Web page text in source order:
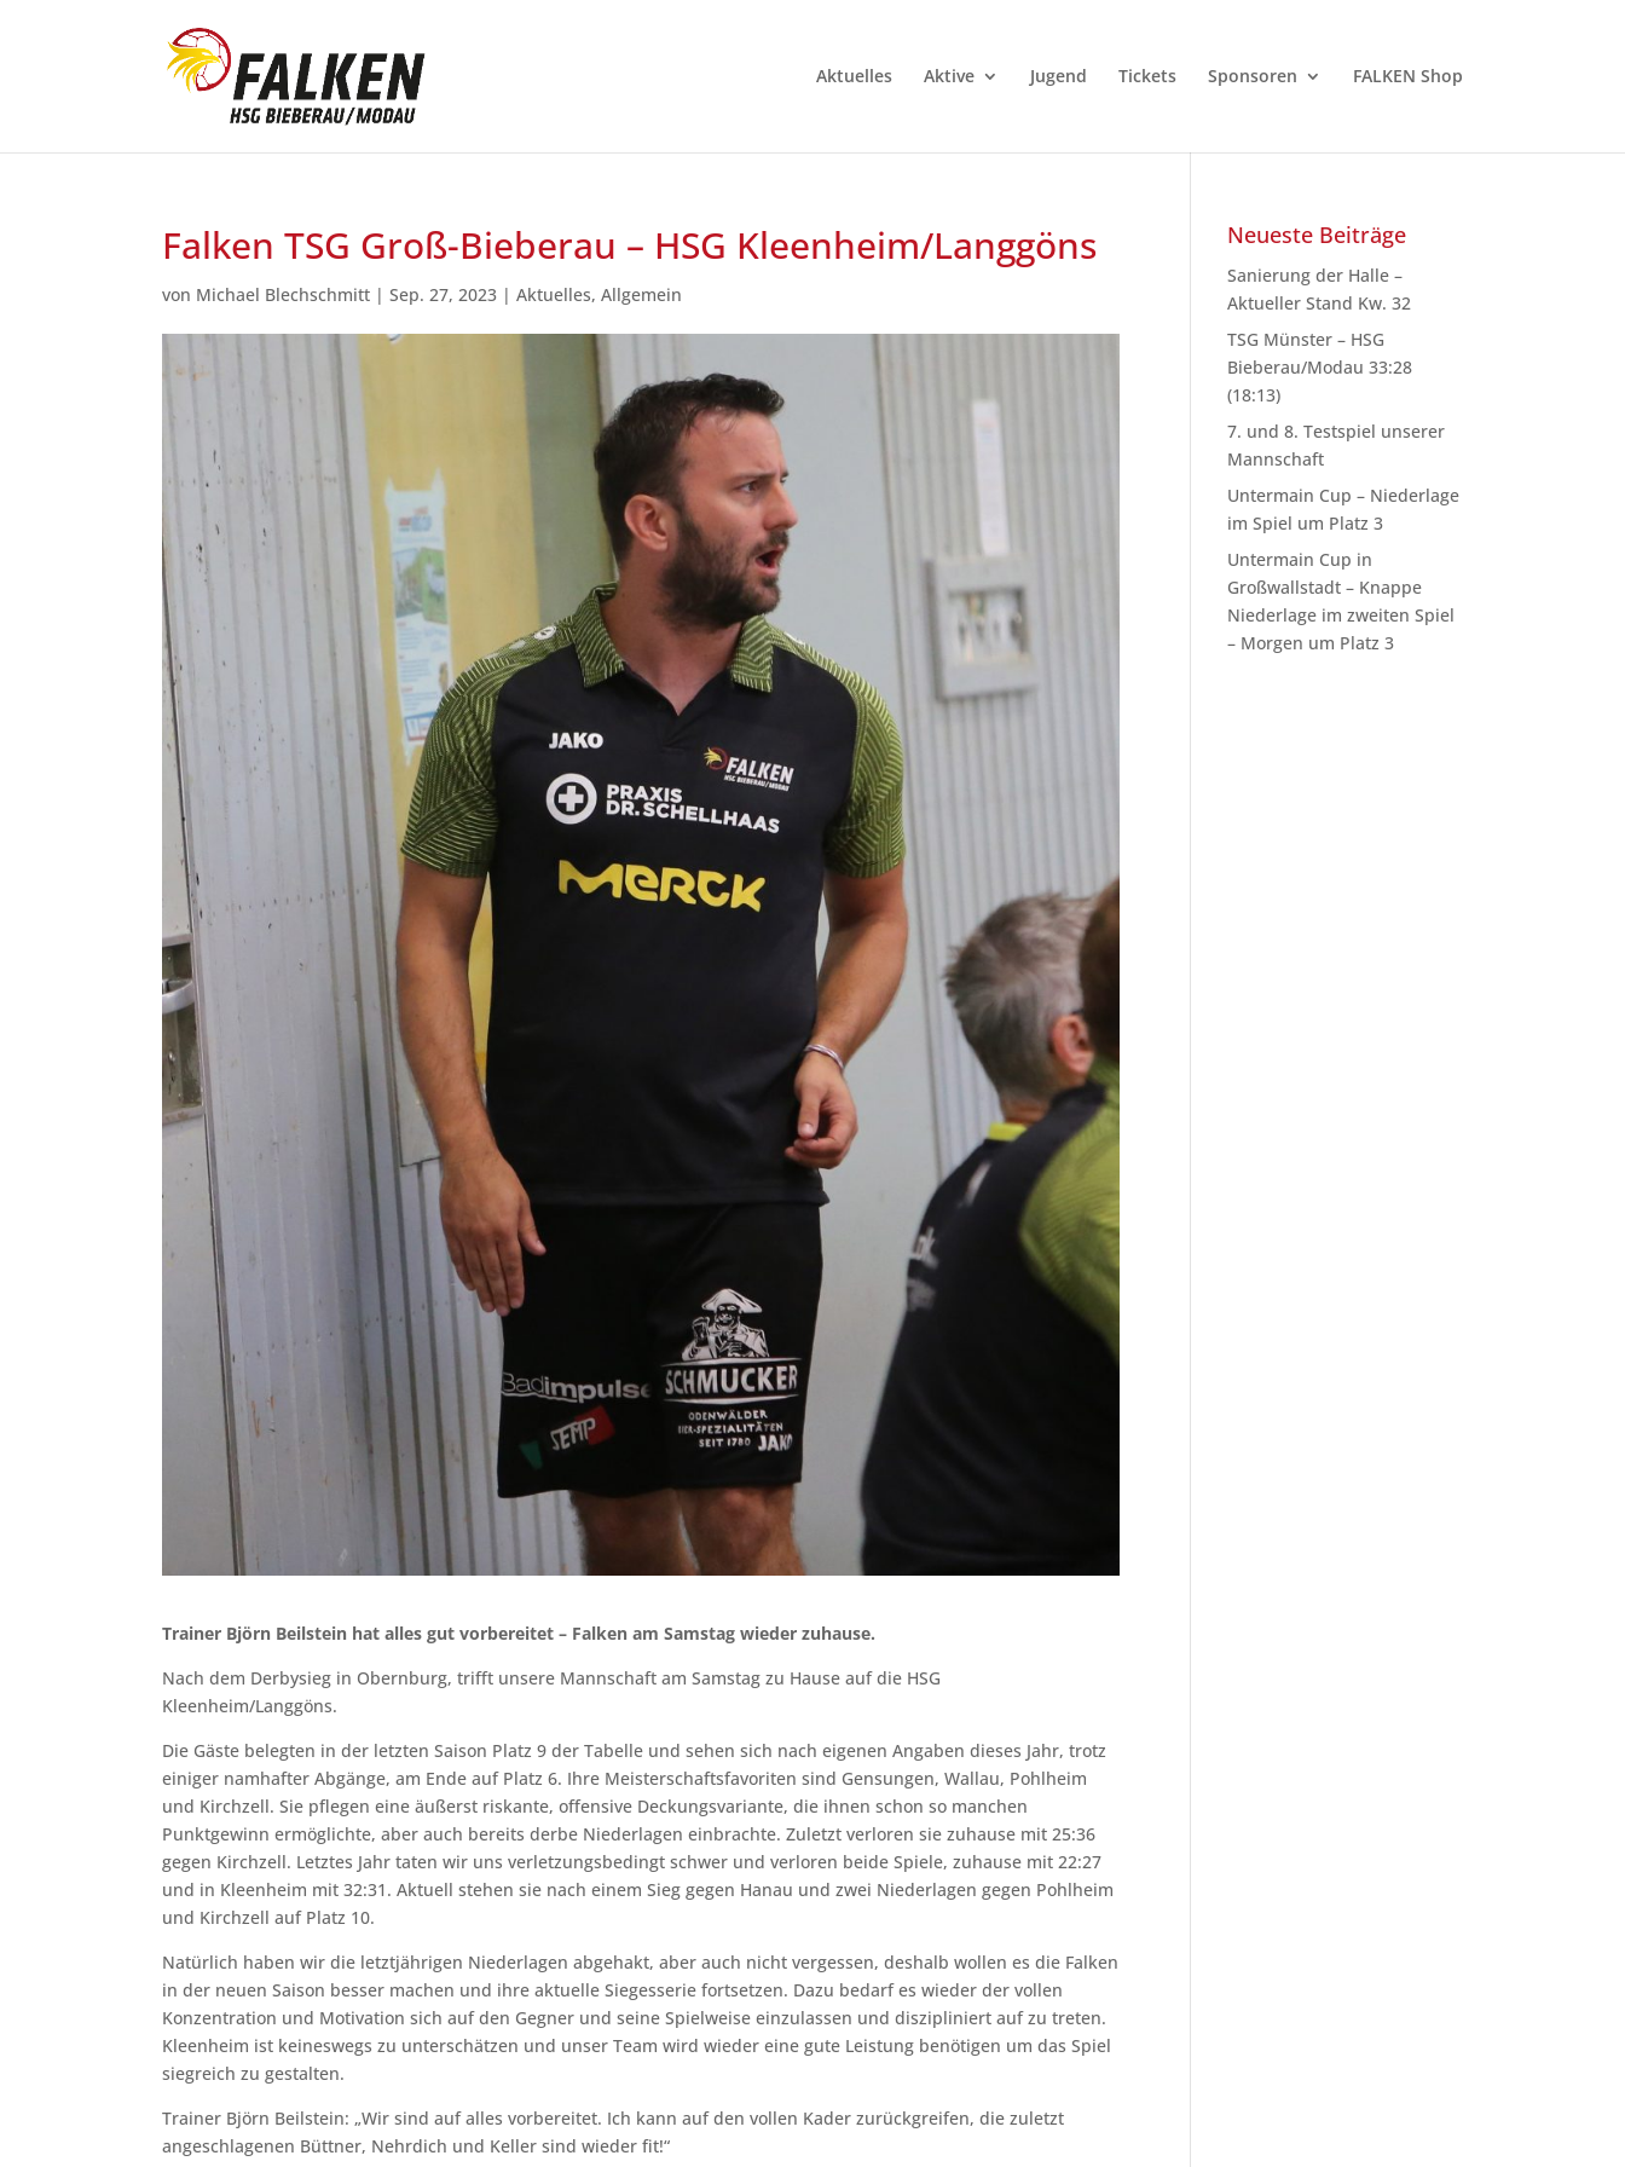
Aktuelles Aktive Jugend Tickets Sponsoren FALKEN Shop
Falken TSG Groß-Bieberau – HSG Kleenheim/Langgöns
von Michael Blechschmitt |Sep. 27, 2023 |Aktuelles,Allgemein
Trainer Björn Beilstein hat alles gut vorbereitet – Falken am Samstag wieder zuhause.
Nach dem Derbysieg in Obernburg, trifft unsere Mannschaft am Samstag zu Hause auf die HSG
Kleenheim/Langgöns.
Die Gäste belegten in der letzten Saison Platz 9 der Tabelle und sehen sich nach eigenen Angaben dieses Jahr, trotz
einiger namhafter Abgänge, am Ende auf Platz 6. Ihre Meisterschaftsfavoriten sind Gensungen, Wallau, Pohlheim
und Kirchzell. Sie pflegen eine äußerst riskante, offensive Deckungsvariante, die ihnen schon so manchen
Punktgewinn ermöglichte, aber auch bereits derbe Niederlagen einbrachte. Zuletzt verloren sie zuhause mit 25:36
gegen Kirchzell. Letztes Jahr taten wir uns verletzungsbedingt schwer und verloren beide Spiele, zuhause mit 22:27
und in Kleenheim mit 32:31. Aktuell stehen sie nach einem Sieg gegen Hanau und zwei Niederlagen gegen Pohlheim
und Kirchzell auf Platz 10.
Natürlich haben wir die letztjährigen Niederlagen abgehakt, aber auch nicht vergessen, deshalb wollen es die Falken
in der neuen Saison besser machen und ihre aktuelle Siegesserie fortsetzen. Dazu bedarf es wieder der vollen
Konzentration und Motivation sich auf den Gegner und seine Spielweise einzulassen und diszipliniert auf zu treten.
Kleenheim ist keineswegs zu unterschätzen und unser Team wird wieder eine gute Leistung benötigen um das Spiel
siegreich zu gestalten.
Trainer Björn Beilstein: „Wir sind auf alles vorbereitet. Ich kann auf den vollen Kader zurückgreifen, die zuletzt
angeschlagenen Büttner, Nehrdich und Keller sind wieder fit!“
Neueste Beiträge
Sanierung der Halle –
Aktueller Stand Kw. 32
TSG Münster – HSG
Bieberau/Modau 33:28
(18:13)
7. und 8. Testspiel unserer
Mannschaft
Untermain Cup – Niederlage
im Spiel um Platz 3
Untermain Cup in
Großwallstadt – Knappe
Niederlage im zweiten Spiel
– Morgen um Platz 3